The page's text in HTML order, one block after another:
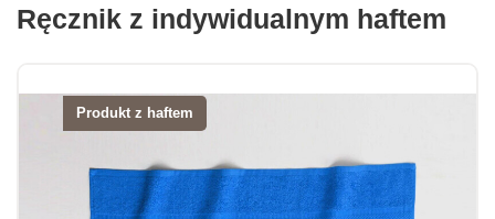
Ręcznik z indywidualnym haftem
Produkt z haftem